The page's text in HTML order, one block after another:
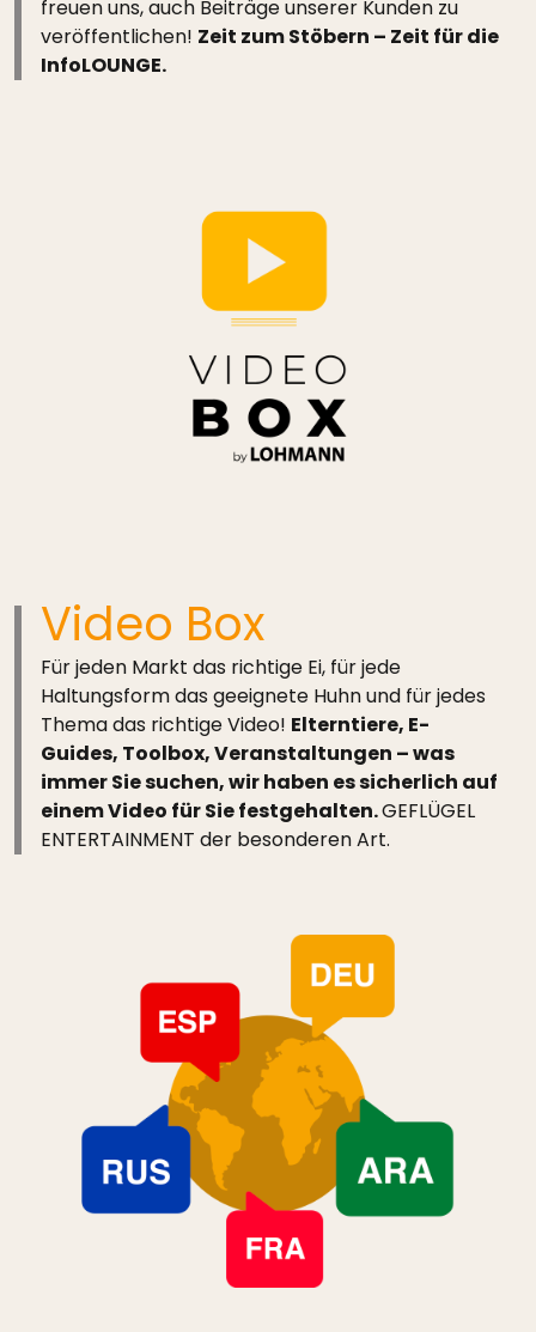
freuen uns, auch Beiträge unserer Kunden zu
veröffentlichen! Zeit zum Stöbern – Zeit für die
InfoLOUNGE.
Video Box
Für jeden Markt das richtige Ei, für jede
Haltungsform das geeignete Huhn und für jedes
Thema das richtige Video! Elterntiere, E-
Guides, Toolbox, Veranstaltungen – was
immer Sie suchen, wir haben es sicherlich auf
einem Video für Sie festgehalten.GEFLÜGEL
ENTERTAINMENT der besonderen Art.